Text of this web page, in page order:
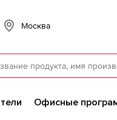
Москва
Офисные